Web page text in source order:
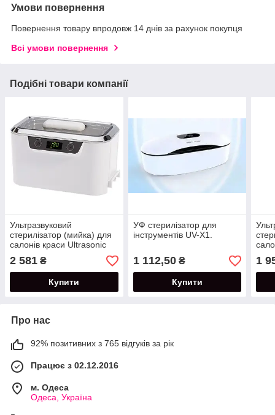
Умови повернення
Повернення товару впродовж 14 днів за рахунок покупця
Всі умови повернення
Подібні товари компанії
Ультразвуковий
стерилізатор (мийка) для
салонів краси Ultrasonic
Cleaner CDS-300, 800 мл
2 581 ₴
Купити
УФ стерилізатор для
інструментів UV-X1.
1 112,50₴
Купити
1
Про нас
92% позитивних з 765 відгуків за рік
Працює з 02.12.2016
м. Одеса
Одеса, Україна